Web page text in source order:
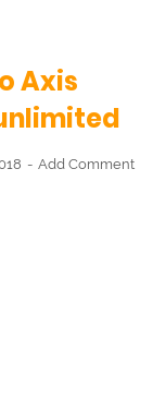
Axis
Add Comment